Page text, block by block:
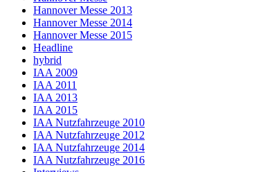
Hannover Messe 2013
Hannover Messe 2014
Hannover Messe 2015
Headline
hybrid
IAA 2009
IAA 2011
IAA 2013
IAA 2015
IAA Nutzfahrzeuge 2010
IAA Nutzfahrzeuge 2012
IAA Nutzfahrzeuge 2014
IAA Nutzfahrzeuge 2016